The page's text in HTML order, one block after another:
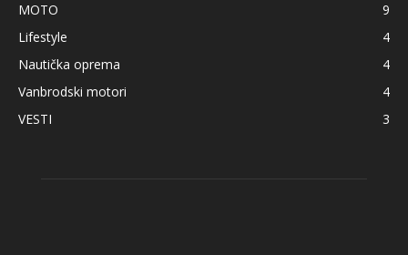
MOTO
9
Lifestyle
4
Nautička oprema
4
Vanbrodski motori
4
VESTI
3